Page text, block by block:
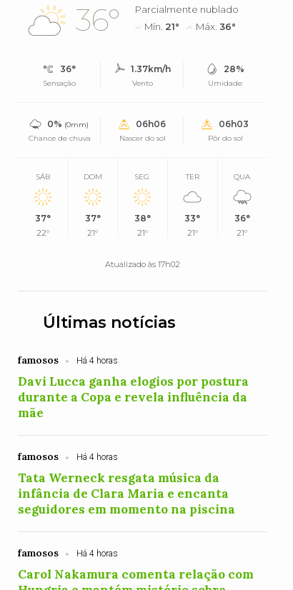
36°
Parcialmente nublado
Mín. 21° Máx.36°
36°
Sensação
1.37km/h
Vento
28%
Umidade
0% (0mm)
Chance de chuva
06h06
Nascer do sol
06h03
Pôr do sol
SÁB
37°
22°
DOM
37°
21°
SEG
38°
21°
TER
33°
21°
QUA
36°
21°
Atualizado às 17h02
Últimas notícias
famosos Há 4 horas
Davi Lucca ganha elogios por postura
durante a Copa e revela influência da
mãe
famosos Há 4 horas
Tata Werneck resgata música da
infância de Clara Maria e encanta
seguidores em momento na piscina
famosos Há 4 horas
Carol Nakamura comenta relação com